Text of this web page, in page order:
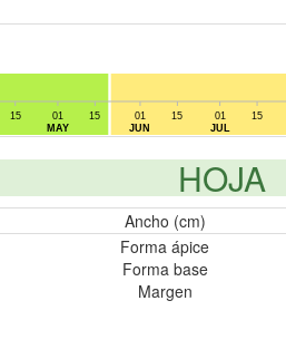
15
01
MAY
15
01
JUN
15
01
JUL
15
HOJA
Ancho (cm)
Forma ápice
Forma base
Margen